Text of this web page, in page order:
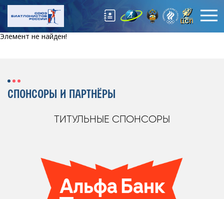
Элемент не найден!
СПОНСОРЫ И ПАРТНЁРЫ
ТИТУЛЬНЫЕ СПОНСОРЫ